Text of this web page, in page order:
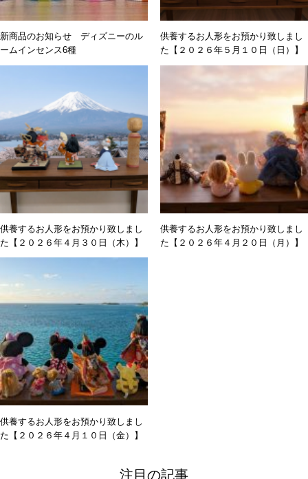
新商品のお知らせ ディズニーのル
ームインセンス6種
供養するお人形をお預かり致しまし
た【２０２６年５月１０日（日）】
供養するお人形をお預かり致しまし
た【２０２６年４月３０日（木）】
供養するお人形をお預かり致しまし
た【２０２６年４月２０日（月）】
供養するお人形をお預かり致しまし
た【２０２６年４月１０日（金）】
注目の記事